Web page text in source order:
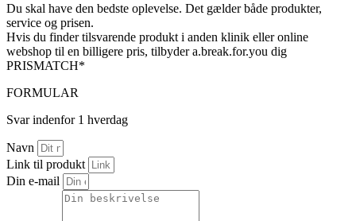
Du skal have den bedste oplevelse. Det gælder både produkter,
service og prisen.
Hvis du finder tilsvarende produkt i anden klinik eller online
webshop til en billigere pris, tilbyder a.break.for.you dig
PRISMATCH*
FORMULAR
Svar indenfor 1 hverdag
Navn
Link til produkt
Din e-mail